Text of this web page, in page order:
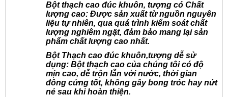
Bột thạch cao đúc khuôn, tượng có Chất
lượng cao: Được sản xuất từ nguồn nguyên
liệu tự nhiên, qua quá trình kiểm soát chất
lượng nghiêm ngặt, đảm bảo mang lại sản
phẩm chất lượng cao nhất.
Bột Thạch cao đúc khuôn,tượng dễ sử
dụng: Bột thạch cao của chúng tôi có độ
mịn cao, dễ trộn lẫn với nước, thời gian
đông cứng tốt, không gây bong tróc hay nứt
nẻ sau khi hoàn thiện.